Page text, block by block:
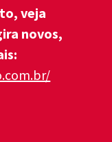
veja
novos,